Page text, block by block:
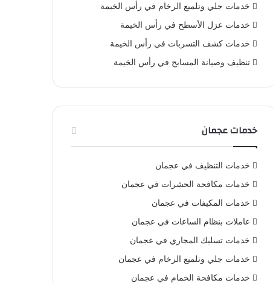
خدمات جلي وتلميع الرخام في رأس الخيمة
خدمات عزل الأسطح في رأس الخيمة
خدمات كشف التسربات في رأس الخيمة
تنظيف وصيانة المسابح في رأس الخيمة
خدمات عجمان
خدمات التنظيف في عجمان
خدمات مكافحة الحشرات في عجمان
خدمات المكيفات في عجمان
عاملات بنظام الساعات في عجمان
خدمات تسليك المجاري في عجمان
خدمات جلي وتلميع الرخام في عجمان
خدمات مكافحة الحمام في عجمان